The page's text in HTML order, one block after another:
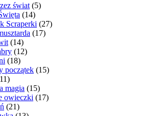
świat (5)
(14)
Scraperki (27)
(17)
(14)
(12)
(18)
początek (15)
magia (15)
owieczki (17)
(21)